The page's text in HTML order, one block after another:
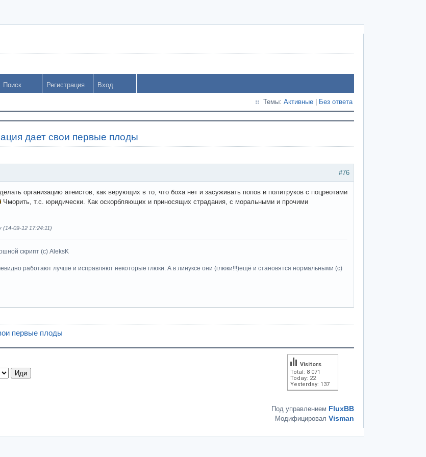
Поиск Регистрация Вход
Темы: Активные Без ответа
дает свои первые плоды
#76
организацию атеистов, как верующих в то, что боха нет и засуживать попов и политруков с поцреотами
Чморить, т.с. юридически. Как оскорбляющих и приносящих страдания, с моральными и прочими
09-12 17:24:11)
скрипт (с) AleksK
работают лучше и исправляют некоторые глюки. А в линуксе они (глюки!!!)ещё и становятся нормальными (c)
первые плоды
Total: 8 071
Today: 22
Yesterday: 137
Visitors
Под управлением FluxBB
Модифицировал Visman